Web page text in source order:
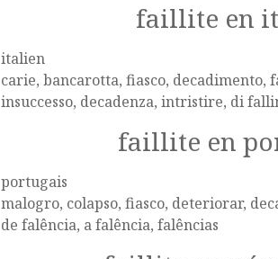
faillite en
italien
carie, bancarotta, fiasco, decadimento,
insuccesso, decadenza, intristire, di
faillite en
portugais
malogro, colapso, fiasco, deteriorar,
de falência, a falência, falências